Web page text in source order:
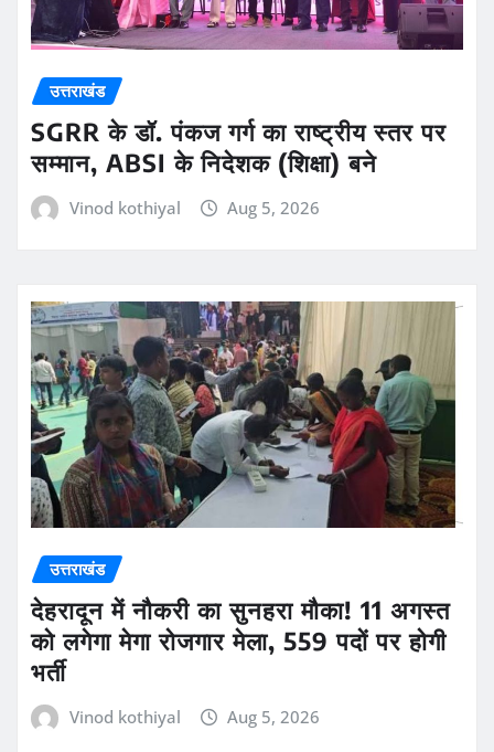
उत्तराखंड
SGRR के डॉ. पंकज गर्ग का राष्ट्रीय स्तर पर
सम्मान, ABSI के निदेशक (शिक्षा) बने
Vinod kothiyal Aug 5, 2026
उत्तराखंड
देहरादून में नौकरी का सुनहरा मौका! 11 अगस्त
को लगेगा मेगा रोजगार मेला, 559 पदों पर होगी
भर्ती
Vinod kothiyal Aug 5, 2026